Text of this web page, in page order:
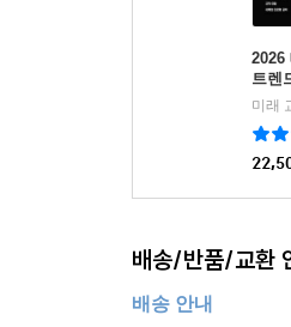
2026
트렌
미래
배송/반품/교환
배송 안내